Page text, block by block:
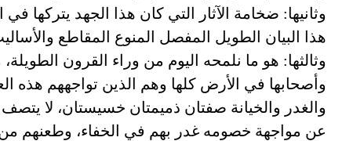
وثانيها: ضخامة الآثار التي كان هذا الجهد
هذا البيان الطويل المفصل المنوع المقاطع
وثالثها: هو ما نلمحه اليوم من وراء القرون
وأصحابها في الأرض كلها وهم الذين تواجههم هذه
والغدر والخيانة صفتان ذميمتان خسيستان، لا يتصف
عن مواجهة خصومه غدر بهم في الخفاء، وطعنهم من